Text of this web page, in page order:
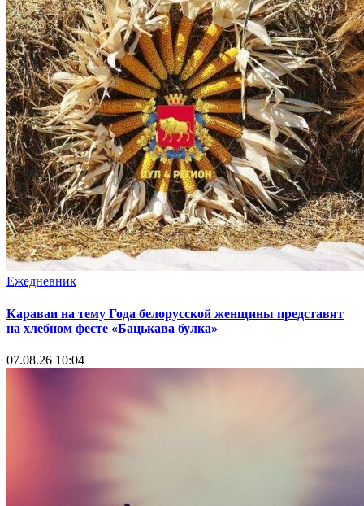
Ежедневник
Караваи на тему Года белорусской женщины представят
на хлебном фесте «Бацькава булка»
07.08.26 10:04